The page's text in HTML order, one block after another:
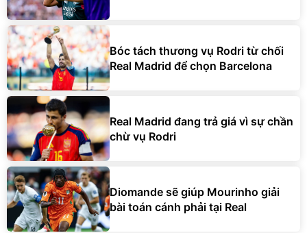
Bóc tách thương vụ Rodri từ chối
Real Madrid để chọn Barcelona
Real Madrid đang trả giá vì sự chần
chừ vụ Rodri
Diomande sẽ giúp Mourinho giải
bài toán cánh phải tại Real